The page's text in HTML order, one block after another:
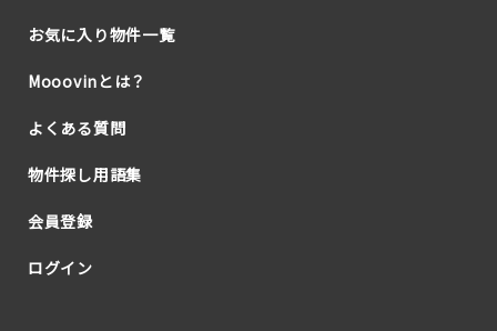
お気に入り物件一覧
Mooovinとは？
よくある質問
物件探し用語集
会員登録
ログイン